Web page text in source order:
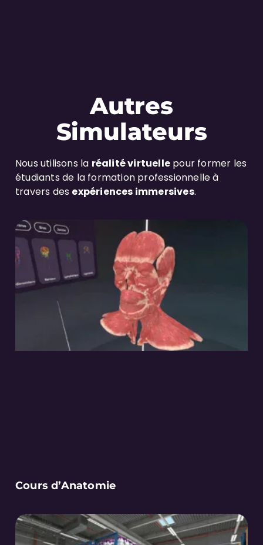
Autres
Simulateurs
Nous utilisons la réalité virtuelle pour former les
étudiants de la formation professionnelle à
travers des expériences immersives.
Cours d’Anatomie